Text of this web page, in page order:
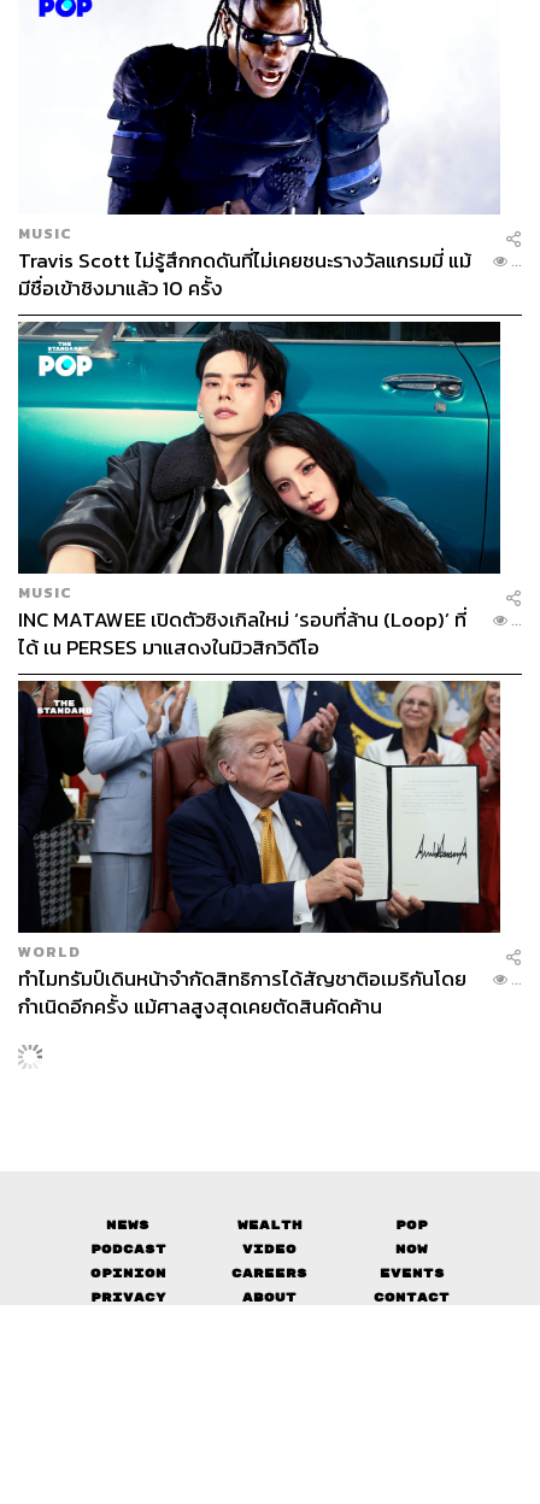
Songcraft ‘ทรงคราฟต์’
สัมผัสเสน่ห์ย่านทรงวาดในมุมที่ลึกซึ้งกว่าเดิมกับงานทรงครา
ฟต์ เทศกาลเบียร์คราฟต์และสุราชุมชนของไทยที่กลับมาส
ร้างสีสันอีกครั้ง ณ Lost in Songwat คาเฟ่ในบ้านจีนโบราณ
อายุกว่า 150 ปี พื้นที่ประวัติศาสตร์สมัยรัชกาลที่ 5 ที่จะถูก
เปลี่ยนให้เป็นพื้นที่สังสรรค์สุดชิคท่ามกลางกลิ่นอายความวิน
เทจ
ภายในงานคุณจะได้พบกับผู้ประกอบการเบียร์คราฟต์และ
สุราชุมชนจากทั่วประเทศไทยที่ยกขบวนมาออกบูธให้ได้ลิ้ม
ลองรสชาติอันเป็นเอกลักษณ์ ภายใต้คอนเซปต์ Craft –
People – Vibes ที่เน้นการเชื่อมต่อผู้คนผ่านเครื่องดื่มและ
บรรยากาศที่เป็นกันเอง ใครที่มองหาที่นั่งดริ้งก์ชิลล์ๆ เสพงา
นคราฟต์ไทย และซึมซับเสน่ห์ของย่านเก่าในยามค่ำคืน นี่คือ
More Info:Songcraft Festivals
MUSIC
Travis Scott ไม่รู้สึกกดดันที่ไม่เคยชนะรางวัลแกรมมี่ แม้
มีชื่อเข้าชิงมาแล้ว 10 ครั้ง
...
MUSIC
INC MATAWEE เปิดตัวซิงเกิลใหม่ ‘รอบที่ล้าน (Loop)’ ที่
ได้ เน PERSES มาแสดงในมิวสิกวิดีโอ
...
WORLD
ทำไมทรัมป์เดินหน้าจำกัดสิทธิการได้สัญชาติอเมริกันโดย
กำเนิดอีกครั้ง แม้ศาลสูงสุดเคยตัดสินคัดค้าน
...
News Wealth
Pop
Podcast
Video
Now
Opinion
Careers
Events
Privacy
About Contact